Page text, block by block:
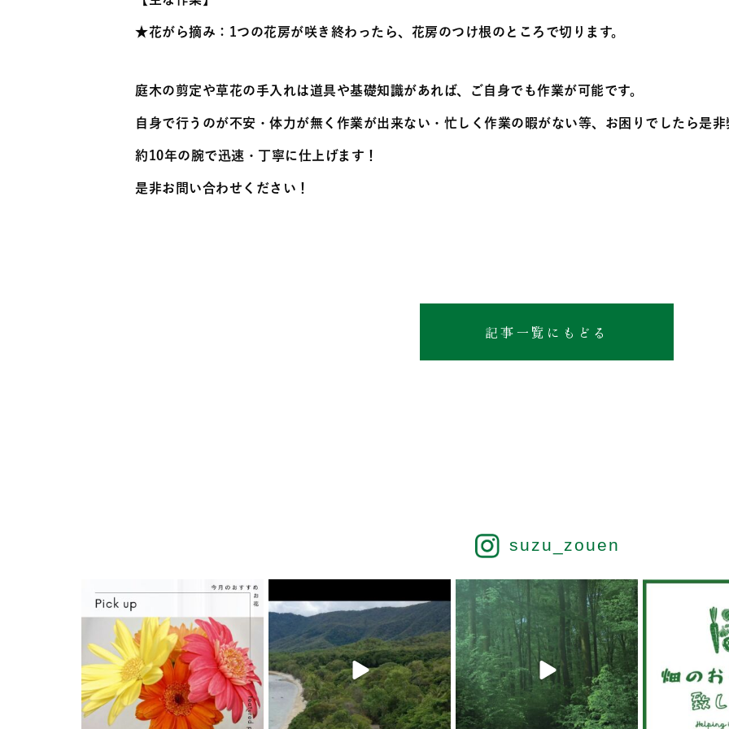
★花がら摘み：1つの花房が咲き終わったら、花房のつけ根のところで切ります。
庭木の剪定や草花の手入れは道具や基礎知識があれば、ご自身でも作業が可能です。
自身で行うのが不安・体力が無く作業が出来ない・忙しく作業の暇がない等、お困りでしたら是非
約10年の腕で迅速・丁寧に仕上げます！
是非お問い合わせください！
記事一覧にもどる
suzu_zouen